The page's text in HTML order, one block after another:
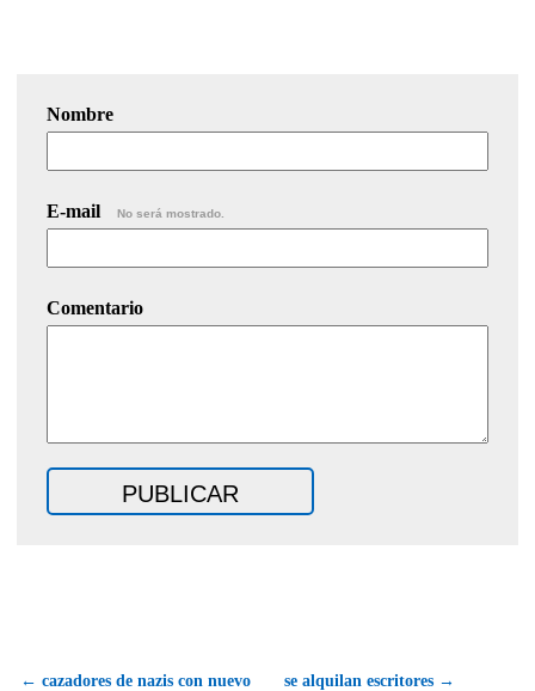
Nombre
E-mail No será mostrado.
Comentario
← cazadores de nazis con nuevo
se alquilan escritores →